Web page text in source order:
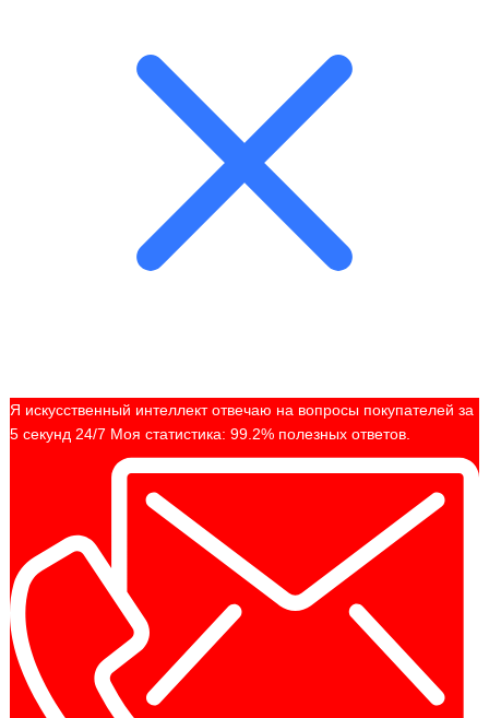
Я искусственный интеллект отвечаю на вопросы покупателей за
5 секунд 24/7 Моя статистика: 99.2% полезных ответов.